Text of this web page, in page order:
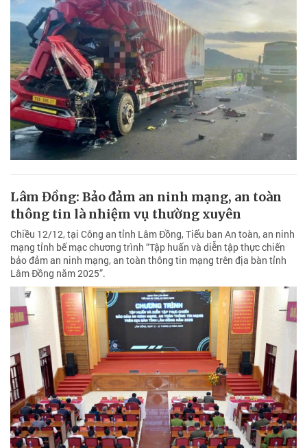
Lâm Đồng: Bảo đảm an ninh mạng, an toàn
thông tin là nhiệm vụ thường xuyên
Chiều 12/12, tại Công an tỉnh Lâm Đồng, Tiểu ban An toàn, an ninh
mạng tỉnh bế mạc chương trình “Tập huấn và diễn tập thực chiến
bảo đảm an ninh mạng, an toàn thông tin mạng trên địa bàn tỉnh
Lâm Đồng năm 2025”.